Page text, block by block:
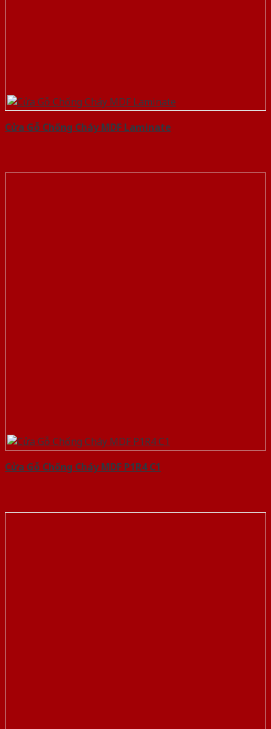
Cửa Gỗ Chống Cháy MDF Laminate
Cửa Gỗ Chống Cháy MDF P1R4 C1